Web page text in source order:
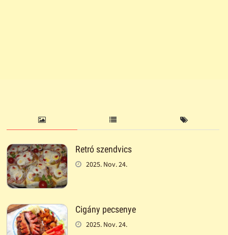
Retró szendvics
2025. Nov. 24.
Cigány pecsenye
2025. Nov. 24.